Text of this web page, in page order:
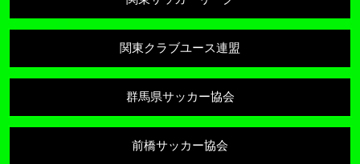
関東クラブユース連盟
群馬県サッカー協会
前橋サッカー協会